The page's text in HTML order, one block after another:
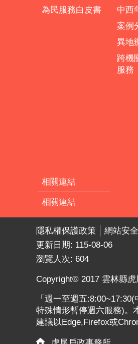
為民服務白皮書
中西
案例
異地
跨機
服務
相關連結
相關連結
隱私權保護政策 網站安
更新日期: 115-08-06
瀏覽人次: 604
Copyright© 2017 雲林縣
「週一至週五
特殊情形暫停週六服務)。
建議以Edge,Firefox或